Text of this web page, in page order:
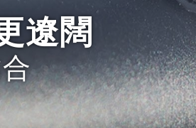
遼闊